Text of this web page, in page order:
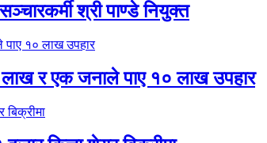
श्री पाण्डे नियुक्त
र एक जनाले पाए १० लाख उपहार